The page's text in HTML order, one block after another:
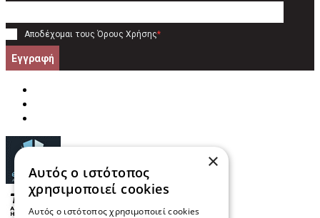
Αποδέχομαι τους Όρους Χρήσης*
Εγγραφή
×
Αυτός ο ιστότοπος
χρησιμοποιεί cookies
Αυτός ο ιστότοπος χρησιμοποιεί cookies